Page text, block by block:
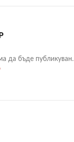
да бъде публикуван.